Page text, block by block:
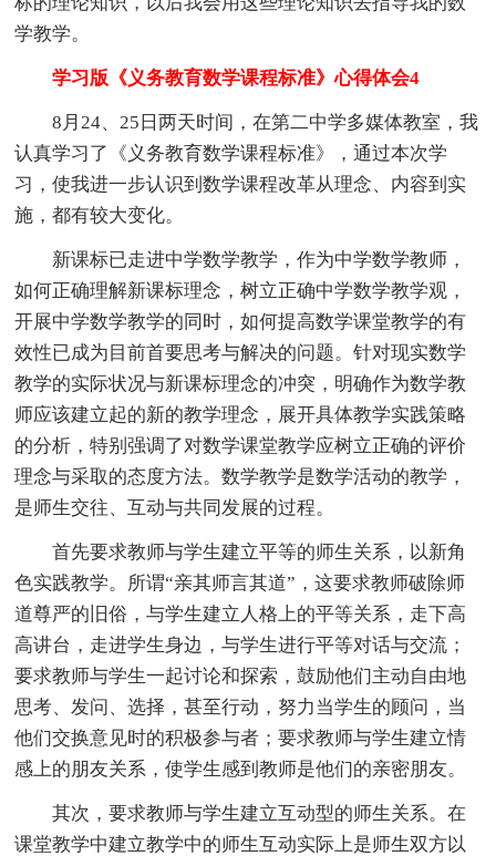
学教学。
学习版《义务教育数学课程标准》心得体会4
8月24、25日两天时间，在第二中学多媒体教室，我
认真学习了《义务教育数学课程标准》，通过本次学
习，使我进一步认识到数学课程改革从理念、内容到实
施，都有较大变化。
新课标已走进中学数学教学，作为中学数学教师，
如何正确理解新课标理念，树立正确中学数学教学观，
开展中学数学教学的同时，如何提高数学课堂教学的有
效性已成为目前首要思考与解决的问题。针对现实数学
教学的实际状况与新课标理念的冲突，明确作为数学教
师应该建立起的新的教学理念，展开具体教学实践策略
的分析，特别强调了对数学课堂教学应树立正确的评价
理念与采取的态度方法。数学教学是数学活动的教学，
是师生交往、互动与共同发展的过程。
首先要求教师与学生建立平等的师生关系，以新角
色实践教学。所谓“亲其师言其道”，这要求教师破除师
道尊严的旧俗，与学生建立人格上的平等关系，走下高
高讲台，走进学生身边，与学生进行平等对话与交流；
要求教师与学生一起讨论和探索，鼓励他们主动自由地
思考、发问、选择，甚至行动，努力当学生的顾问，当
他们交换意见时的积极参与者；要求教师与学生建立情
感上的朋友关系，使学生感到教师是他们的亲密朋友。
其次，要求教师与学生建立互动型的师生关系。在
课堂教学中建立教学中的师生互动实际上是师生双方以